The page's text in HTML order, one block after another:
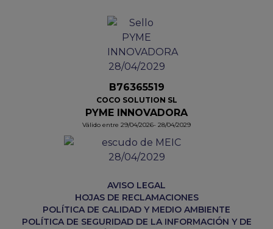
B76365519
COCO SOLUTION SL
PYME INNOVADORA
Válido entre 29/04/2026- 28/04/2029
AVISO LEGAL
HOJAS DE RECLAMACIONES
POLÍTICA DE CALIDAD Y MEDIO AMBIENTE
POLÍTICA DE SEGURIDAD DE LA INFORMACIÓN Y DE